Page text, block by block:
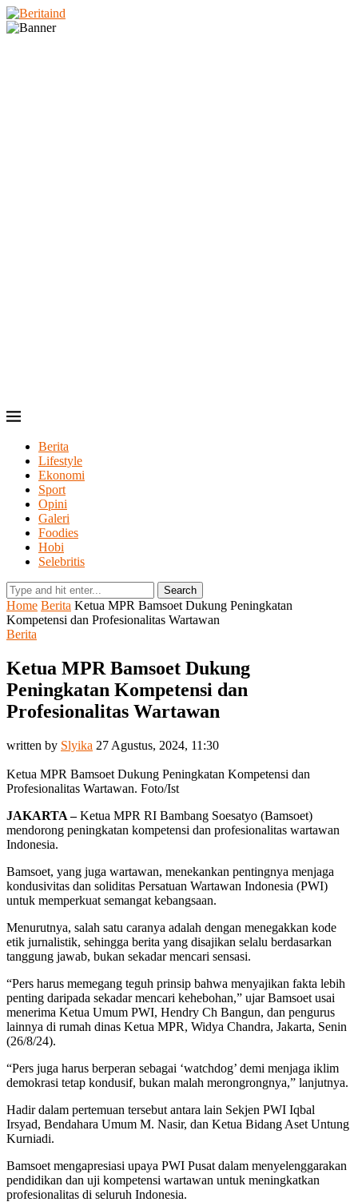
Berita
Lifestyle
Ekonomi
Sport
Opini
Galeri
Foodies
Hobi
Selebritis
Search
Home Berita Ketua MPR Bamsoet Dukung Peningkatan
Kompetensi dan Profesionalitas Wartawan
Berita
Ketua MPR Bamsoet Dukung
Peningkatan Kompetensi dan
Profesionalitas Wartawan
written by Slyika 27 Agustus, 2024, 11:30
Ketua MPR Bamsoet Dukung Peningkatan Kompetensi dan
Profesionalitas Wartawan. Foto/Ist
JAKARTA –Ketua MPR RI Bambang Soesatyo (Bamsoet)
mendorong peningkatan kompetensi dan profesionalitas wartawan
Indonesia.
Bamsoet, yang juga wartawan, menekankan pentingnya menjaga
kondusivitas dan soliditas Persatuan Wartawan Indonesia (PWI)
untuk memperkuat semangat kebangsaan.
Menurutnya, salah satu caranya adalah dengan menegakkan kode
etik jurnalistik, sehingga berita yang disajikan selalu berdasarkan
tanggung jawab, bukan sekadar mencari sensasi.
“Pers harus memegang teguh prinsip bahwa menyajikan fakta lebih
penting daripada sekadar mencari kehebohan,” ujar Bamsoet usai
menerima Ketua Umum PWI, Hendry Ch Bangun, dan pengurus
lainnya di rumah dinas Ketua MPR, Widya Chandra, Jakarta, Senin
(26/8/24).
“Pers juga harus berperan sebagai ‘watchdog’ demi menjaga iklim
demokrasi tetap kondusif, bukan malah merongrongnya,” lanjutnya.
Hadir dalam pertemuan tersebut antara lain Sekjen PWI Iqbal
Irsyad, Bendahara Umum M. Nasir, dan Ketua Bidang Aset Untung
Kurniadi.
Bamsoet mengapresiasi upaya PWI Pusat dalam menyelenggarakan
pendidikan dan uji kompetensi wartawan untuk meningkatkan
profesionalitas di seluruh Indonesia.